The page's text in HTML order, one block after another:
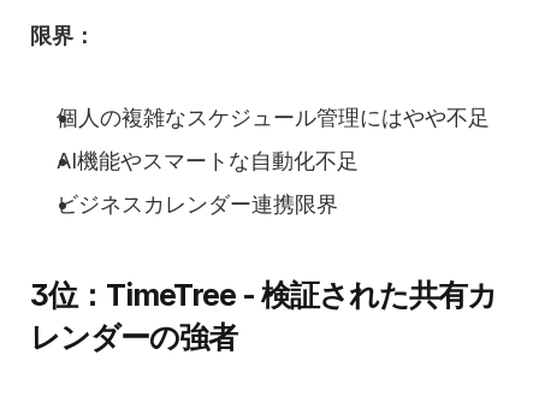
限界：
個人の複雑なスケジュール管理にはやや不足
AI機能やスマートな自動化不足
ビジネスカレンダー連携限界
3位：TimeTree - 検証された共有カ
レンダーの強者